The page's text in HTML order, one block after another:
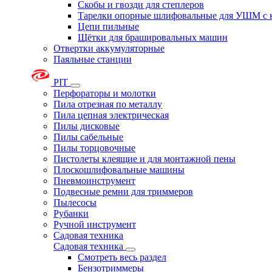
Скобы и гвозди для степлеров
Тарелки опорные шлифовальные для УШМ с
Цепи пильные
Щётки для брашировальных машин
Отвертки аккумуляторные
Паяльные станции
PIT
Перфораторы и молотки
Пила отрезная по металлу
Пила цепная электрическая
Пилы дисковые
Пилы сабельные
Пилы торцовочные
Пистолеты клеящие и для монтажной пены
Плоскошлифовальные машины
Пневмоинструмент
Подвесные ремни для триммеров
Пылесосы
Рубанки
Ручной инструмент
Садовая техника
Садовая техника
Смотреть весь раздел
Бензотриммеры